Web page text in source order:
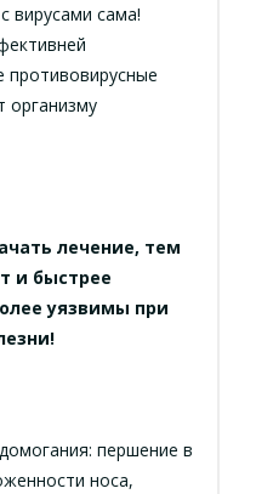
вирусами сама!
противовирусные
организму
лечение, тем
и быстрее
уязвимы при
першение в
носа,